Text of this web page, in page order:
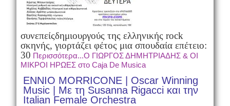
συνεπείςδημιουργούς της ελληνικής rock
σκηνής, γιορτάζει φέτος μια σπουδαία επέτειο:
30 Περισσότερα...Ο ΓΙΩΡΓΟΣ ΔΗΜΗΤΡΙΑΔΗΣ & ΟΙ
ΜΙΚΡΟΙ ΗΡΩΕΣ στο Caja De Musica
ENNIO MORRICONE | Oscar Winning
Music | Με τη Susanna Rigacci και την
Italian Female Orchestra